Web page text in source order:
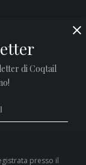
di Coqtail
presso il